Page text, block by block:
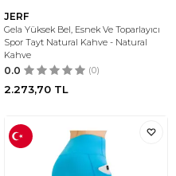
JERF
Gela Yüksek Bel, Esnek Ve Toparlayıcı
Spor Tayt Natural Kahve - Natural
Kahve
0.0 (0)
2.273,70 TL